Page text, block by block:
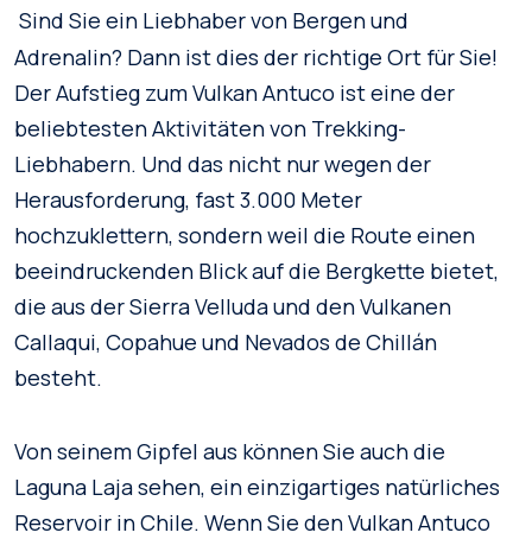
Sind Sie ein Liebhaber von Bergen und
Adrenalin? Dann ist dies der richtige Ort für Sie!
Der Aufstieg zum Vulkan Antuco ist eine der
beliebtesten Aktivitäten von Trekking-
Liebhabern. Und das nicht nur wegen der
Herausforderung, fast 3.000 Meter
hochzuklettern, sondern weil die Route einen
beeindruckenden Blick auf die Bergkette bietet,
die aus der Sierra Velluda und den Vulkanen
Callaqui, Copahue und Nevados de Chillán
besteht.
Von seinem Gipfel aus können Sie auch die
Laguna Laja sehen, ein einzigartiges natürliches
Reservoir in Chile. Wenn Sie den Vulkan Antuco